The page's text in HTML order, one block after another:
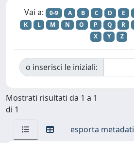
Vai a: 0-9 A B C D E
K
L M N O P Q R
X
Y Z
o inserisci le iniziali:
Mostrati risultati da 1 a 1
di 1
esporta metadati